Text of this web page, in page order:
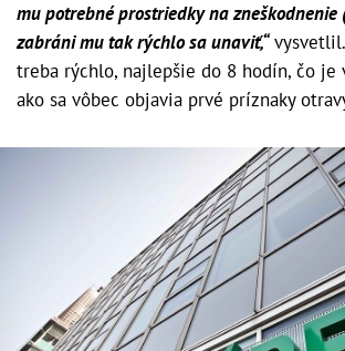
mu potrebné prostriedky na zneškodnenie
zabráni mu tak rýchlo sa unaviť,“vysvetlil.
treba rýchlo, najlepšie do 8 hodín, čo je
ako sa vôbec objavia prvé príznaky